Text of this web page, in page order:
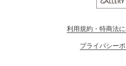
利用規約・特商法
プライバシー